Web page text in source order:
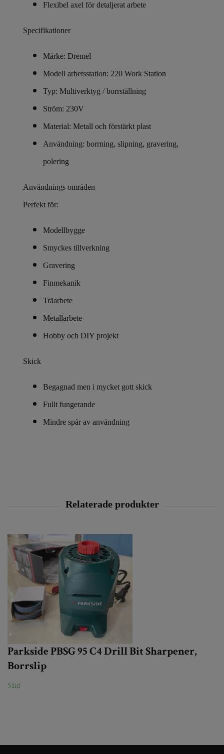
Flexibel axel för detaljerat arbete
Specifikationer
Märke: Dremel
Modell arbetsstation: 220 Work Station
Typ: Multiverktyg / borrställning
Ström: 230V
Material: Metall och förstärkt plast
Användning: borrning, slipning, gravering,
polering
Användnings områden
Perfekt för:
Modellbygge
Smyckes tillverkning
Gravering
Finmekanik
Träarbete
Metallarbete
Hobby och DIY projekt
Skick
Begagnad men i mycket gott skick
Fullt fungerande
Mindre spår av användning
Parkside PBSG 95 C4 Drill Bit Sharpener,
Borrslip
Såld